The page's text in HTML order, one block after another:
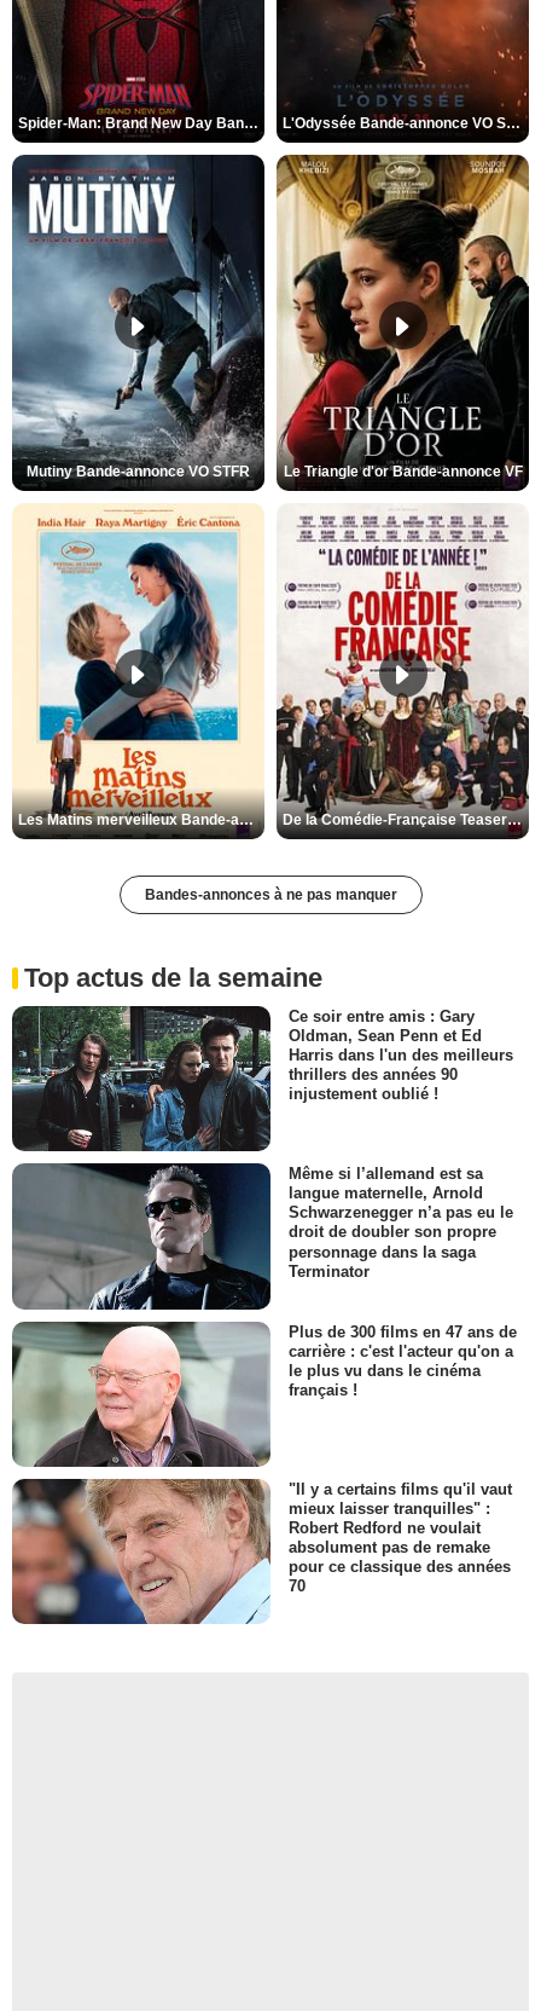
Spider-Man: Brand New Day Bande-annonce VO STFR L'Odyssée Bande-annonce VO STFR
Mutiny Bande-annonce VO STFR Le Triangle d'or Bande-annonce VF
Les Matins merveilleux Bande-annonce VF De la Comédie-Française Teaser VF
Bandes-annonces à ne pas manquer
Top actus de la semaine
Ce soir entre amis : Gary
Oldman, Sean Penn et Ed
Harris dans l'un des meilleurs
thrillers des années 90
injustement oublié !
Même si l’allemand est sa
langue maternelle, Arnold
Schwarzenegger n’a pas eu le
droit de doubler son propre
personnage dans la saga
Terminator
Plus de 300 films en 47 ans de
carrière : c'est l'acteur qu'on a
le plus vu dans le cinéma
français !
"Il y a certains films qu'il vaut
mieux laisser tranquilles" :
Robert Redford ne voulait
absolument pas de remake
pour ce classique des années
70